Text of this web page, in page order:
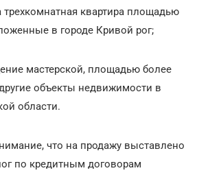
квартира площадью
в городе Кривой рог;
мастерской, площадью более
объекты недвижимости в
области.
что на продажу выставлено
по кредитным договорам